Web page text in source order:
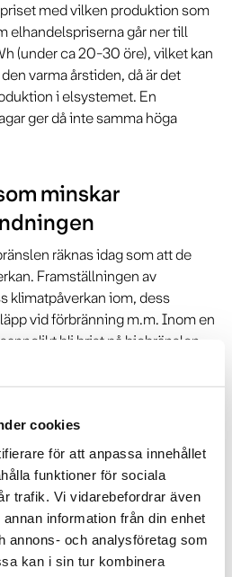
cookies
för att anpassa innehållet
funktioner för sociala
trafik. Vi vidarebefordrar även
information från din enhet
annons- och analysföretag som
kan i sin tur kombinera
med vilken produktion som
elhandelspriserna går ner till
(under ca 20-30 öre), vilket kan
varma årstiden, då är det
i elsystemet. En
ger då inte samma höga
minskar
räknas idag som att de
Framställningen av
klimatpåverkan iom, dess
vid förbränning m.m. Inom en
bli brist på biobränslen
ersätter fossila bränslen till
processer i Sverige samt
och därmed minskar
bör räknas på samma sätt som
bränslen.
minskar